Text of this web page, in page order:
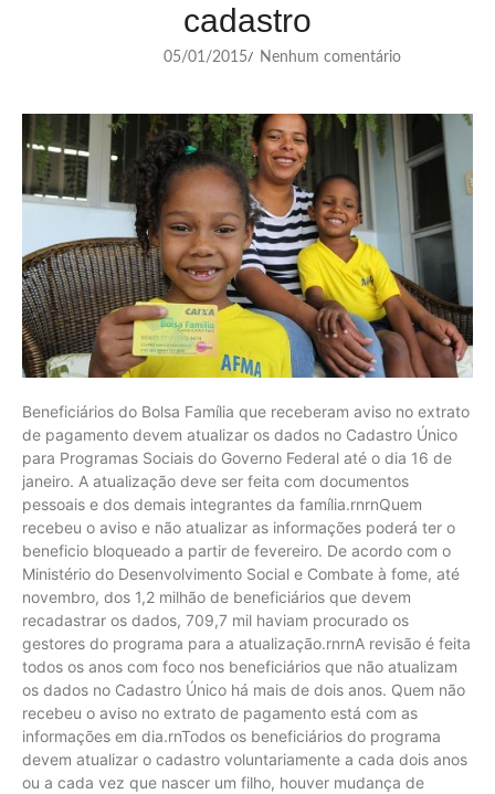
cadastro
05/01/2015/ Nenhum comentário
Beneficiários do Bolsa Família que receberam aviso no extrato
de pagamento devem atualizar os dados no Cadastro Único
para Programas Sociais do Governo Federal até o dia 16 de
janeiro. A atualização deve ser feita com documentos
pessoais e dos demais integrantes da família.rnrnQuem
recebeu o aviso e não atualizar as informações poderá ter o
beneficio bloqueado a partir de fevereiro. De acordo com o
Ministério do Desenvolvimento Social e Combate à fome, até
novembro, dos 1,2 milhão de beneficiários que devem
recadastrar os dados, 709,7 mil haviam procurado os
gestores do programa para a atualização.rnrnA revisão é feita
todos os anos com foco nos beneficiários que não atualizam
os dados no Cadastro Único há mais de dois anos. Quem não
recebeu o aviso no extrato de pagamento está com as
informações em dia.rnTodos os beneficiários do programa
devem atualizar o cadastro voluntariamente a cada dois anos
ou a cada vez que nascer um filho, houver mudança de